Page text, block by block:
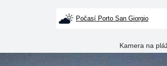
Počasí Porto San Giorgio
Kamera na